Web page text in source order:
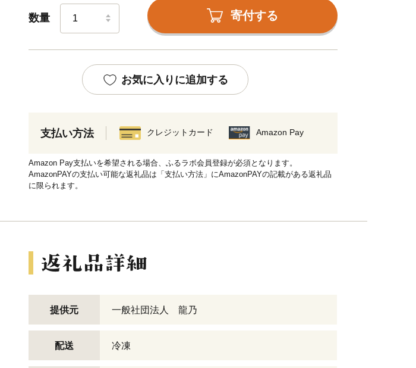
数量 寄付する
お気に入りに追加する
支払い方法 クレジットカード Amazon Pay
Amazon Pay支払いを希望される場合、ふるラボ会員登録が必須となります。
AmazonPAYの支払い可能な返礼品は「支払い方法」にAmazonPAYの記載がある返礼品
に限られます。
提供元 一般社団法人 龍乃
配送 冷凍